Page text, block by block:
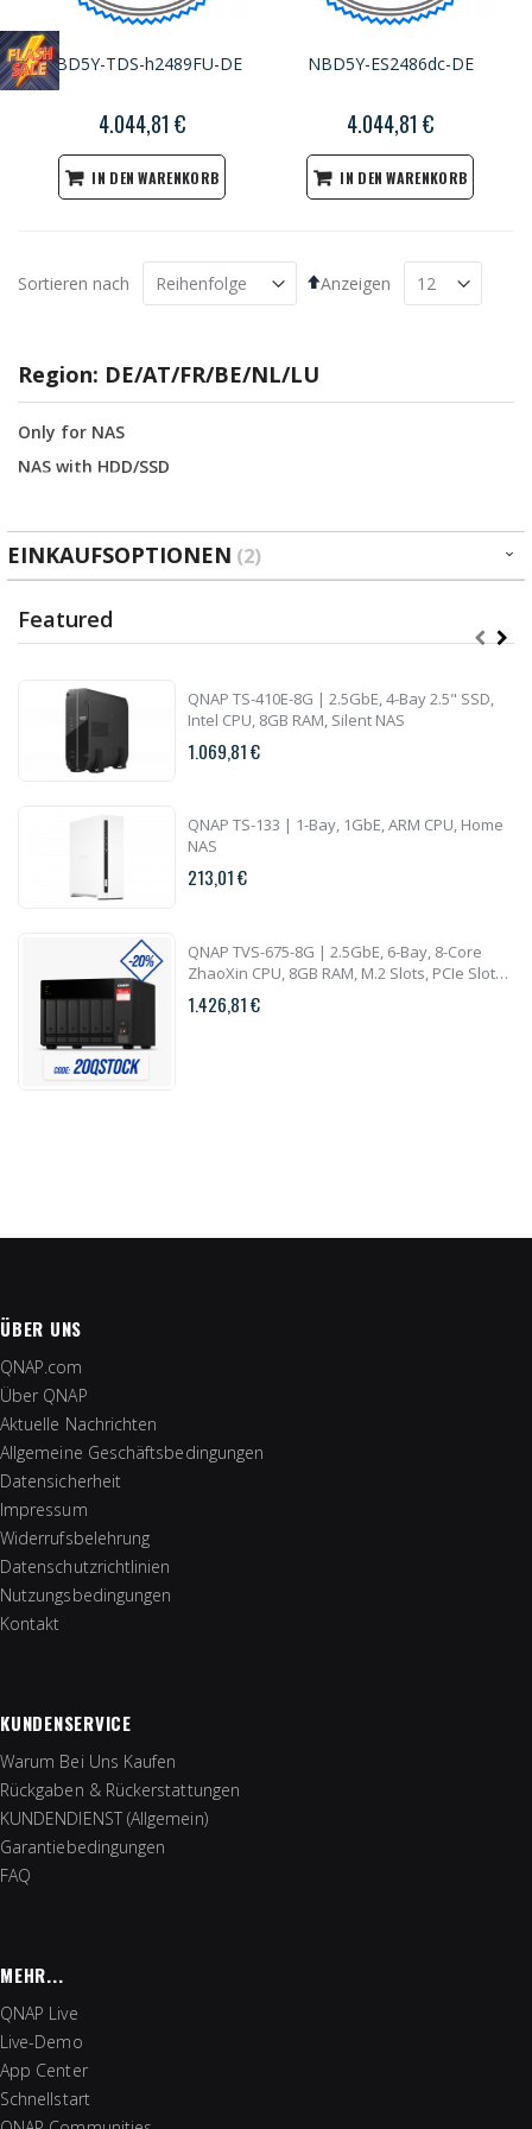
NBD5Y-TDS-h2489FU-DE
4.044,81 €
IN DEN WARENKORB
NBD5Y-ES2486dc-DE
4.044,81 €
IN DEN WARENKORB
Sortieren nach
Absteigend
sortieren
Anzeigen
Region: DE/AT/FR/BE/NL/LU
Only for NAS
NAS with HDD/SSD
EINKAUFSOPTIONEN
Featured
QNAP TS-410E-8G | 2.5GbE, 4-Bay 2.5" SSD,
Intel CPU, 8GB RAM, Silent NAS
1.069,81 €
QNAP TS-133 | 1-Bay, 1GbE, ARM CPU, Home
NAS
213,01 €
QNAP TVS-675-8G | 2.5GbE, 6-Bay, 8-Core
ZhaoXin CPU, 8GB RAM, M.2 Slots, PCIe Slots,
SMB NAS
1.426,81 €
ÜBER UNS
QNAP.com
Über QNAP
Aktuelle Nachrichten
Allgemeine Geschäftsbedingungen
Datensicherheit
Impressum
Widerrufsbelehrung
Datenschutzrichtlinien
Nutzungsbedingungen
Kontakt
KUNDENSERVICE
Warum Bei Uns Kaufen
Rückgaben & Rückerstattungen
KUNDENDIENST (Allgemein)
Garantiebedingungen
FAQ
MEHR...
QNAP Live
Live-Demo
App Center
Schnellstart